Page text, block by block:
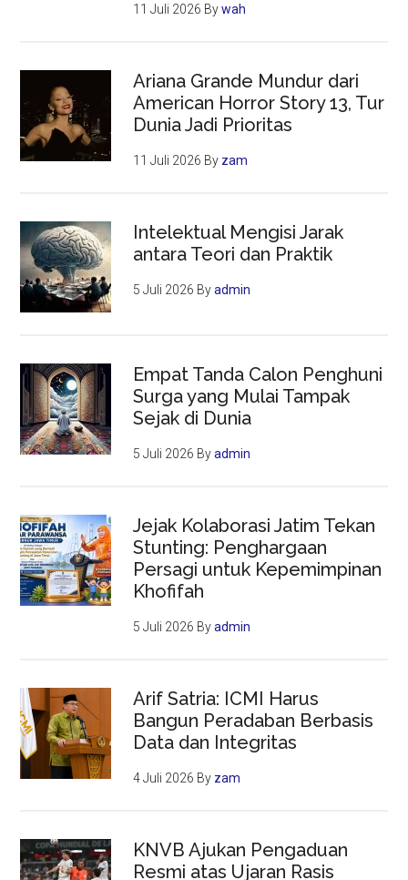
11 Juli 2026 Bywah
Ariana Grande Mundur dari
American Horror Story 13, Tur
Dunia Jadi Prioritas
11 Juli 2026 By zam
Intelektual Mengisi Jarak
antara Teori dan Praktik
5 Juli 2026 Byadmin
Empat Tanda Calon Penghuni
Surga yang Mulai Tampak
Sejak di Dunia
5 Juli 2026 Byadmin
Jejak Kolaborasi Jatim Tekan
Stunting: Penghargaan
Persagi untuk Kepemimpinan
Khofifah
5 Juli 2026 Byadmin
Arif Satria: ICMI Harus
Bangun Peradaban Berbasis
Data dan Integritas
4 Juli 2026 By zam
KNVB Ajukan Pengaduan
Resmi atas Ujaran Rasis